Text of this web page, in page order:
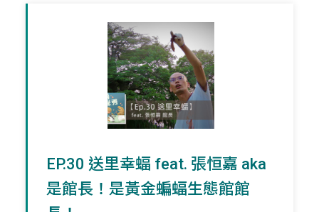
EP.30 送里幸蝠 feat. 張恒嘉 aka
是館長！是黃金蝙蝠生態館館